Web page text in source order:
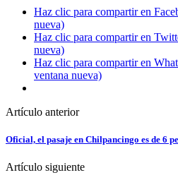
Haz clic para compartir en
nueva)
Haz clic para compartir en
nueva)
Haz clic para compartir en
ventana nueva)
Artículo anterior
Oficial, el pasaje en Chilpancingo es de 6
Artículo siguiente